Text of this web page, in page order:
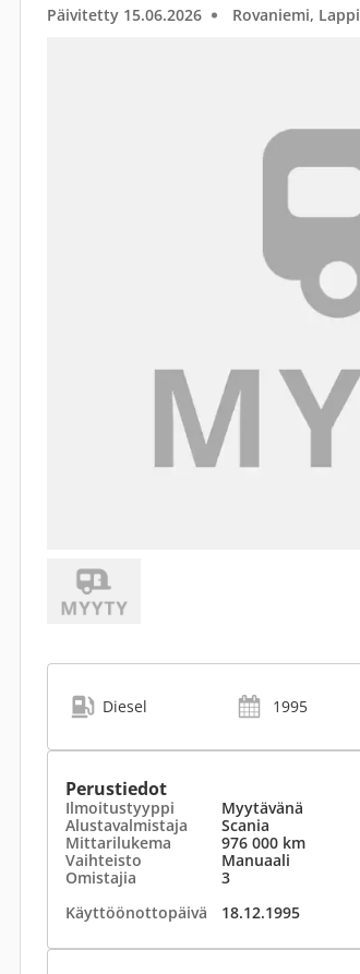
Päivitetty 15.06.2026 Rovaniemi, Lappi
Diesel 1995
Perustiedot
Ilmoitustyyppi Myytävänä
Alustavalmistaja
Scania
Mittarilukema
976 000 km
Vaihteisto
Manuaali
Omistajia
3
Käyttöönottopäivä
18.12.1995